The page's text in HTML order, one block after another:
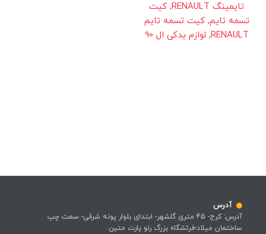
تایمینگ RENAULT
, کیت
تسمه تایم,کیت تسمه تایم
RENAULT
, لوازم یدکی ال 90
آدرس
آدرس: کرج- 45 متری گلشهر- ابتدای بلوار پونه شرقی- سمت چپ
ساختمان میلاد-فرئشگاه بزرگ رنو پارت متین